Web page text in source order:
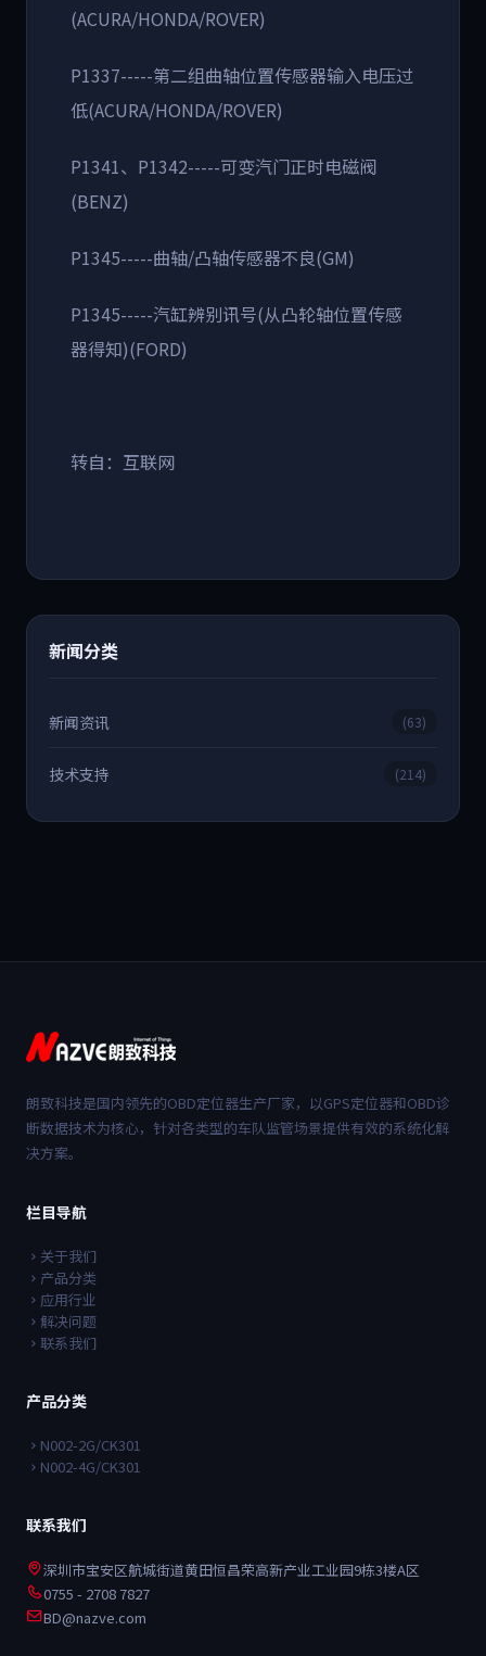
(ACURA/HONDA/ROVER)
P1337-----第二组曲轴位置传感器输入电压过
低(ACURA/HONDA/ROVER)
P1341、P1342-----可变汽门正时电磁阀
(BENZ)
P1345-----曲轴/凸轴传感器不良(GM)
P1345-----汽缸辨别讯号(从凸轮轴位置传感
器得知)(FORD)
转自：互联网
新闻分类
新闻资讯 (63)
技术支持 (214)
朗致科技是国内领先的OBD定位器生产厂家，以GPS定位器和OBD诊
断数据技术为核心，针对各类型的车队监管场景提供有效的系统化解
决方案。
栏目导航
关于我们
产品分类
应用行业
解决问题
联系我们
产品分类
N002-2G/CK301
N002-4G/CK301
联系我们
深圳市宝安区航城街道黄田恒昌荣高新产业工业园9栋3楼A区
0755 - 2708 7827
BD@nazve.com